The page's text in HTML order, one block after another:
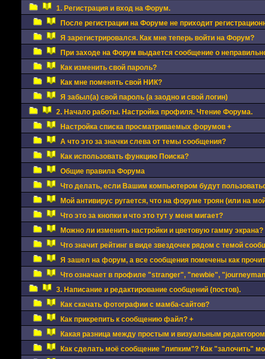
1. Регистрация и вход на Форум.
После регистрации на Форуме не приходит
Я зарегистрировался. Как мне теперь войти на Форум?
При заходе на Форум выдается сообщение о
Как изменить свой пароль?
Как мне поменять свой НИК?
Я забыл(а) свой пароль (а заодно и свой логин)
2. Начало работы. Настройка профиля. Чтение Форума.
Настройка списка просматриваемых форумов +
А что это за значки слева от темы сообщения?
Как использовать функцию Поиска?
Общие правила Форума
Что делать, если Вашим компьютером будут
Мой антивирус ругается, что на форуме троян (или на
Что это за кнопки и что это тут у меня мигает?
Можно ли изменить настройки и цветовую гамму экрана?
Что значит рейтинг в виде звездочек рядом с темой
Я зашел на форум, а все сообщения помечены как
Что означает в профиле "stranger", "newbie",
3. Написание и редактирование сообщений (постов).
Как скачать фотографии с мамба-сайтов?
Как прикрепить к сообщению файл? +
Какая разница между простым и визуальным
Как сделать моё сообщение "липким"? Как "залочить"